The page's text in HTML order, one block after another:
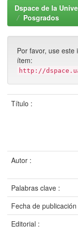
Dspace de la
Posgrados
Por favor, use
ítem:
http://
Título :
Autor :
Palabras clave :
Fecha de publicación
Editorial :